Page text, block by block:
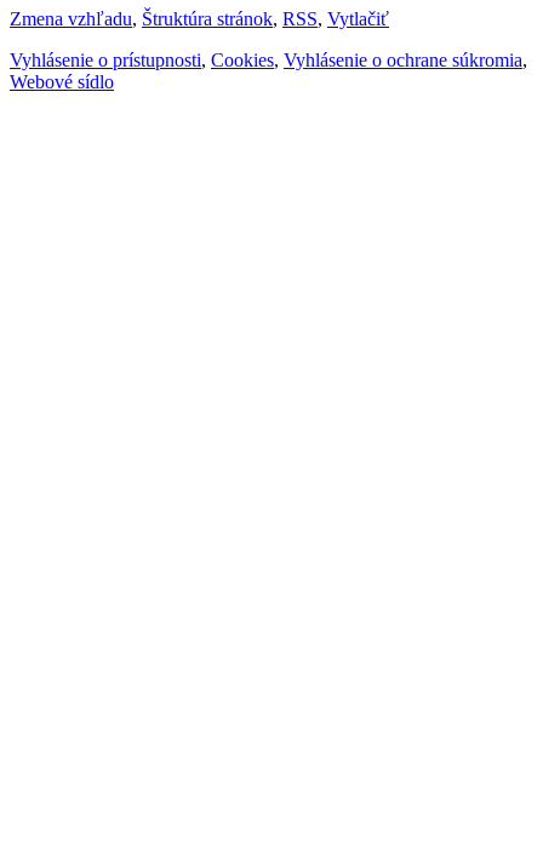
Zmena vzhľadu, Štruktúra stránok, RSS, Vytlačiť
Vyhlásenie o prístupnosti, Cookies, Vyhlásenie o ochrane súkromia,
Webové sídlo